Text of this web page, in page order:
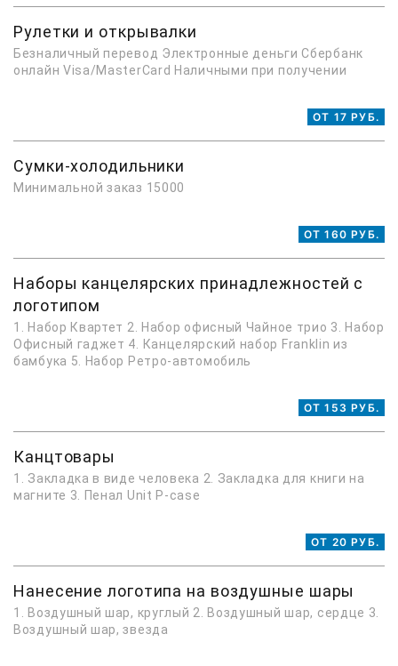
Рулетки и открывалки
Безналичный перевод Электронные деньги Сбербанк
онлайн Visa/MasterCard Наличными при получении
ОТ 17 РУБ.
Сумки-холодильники
Минимальной заказ 15000
ОТ 160 РУБ.
Наборы канцелярских принадлежностей с
логотипом
1. Набор Квартет 2. Набор офисный Чайное трио 3. Набор
Офисный гаджет 4. Канцелярский набор Franklin из
бамбука 5. Набор Ретро-автомобиль
ОТ 153 РУБ.
Канцтовары
1. Закладка в виде человека 2. Закладка для книги на
магните 3. Пенал Unit P-case
ОТ 20 РУБ.
Нанесение логотипа на воздушные шары
1. Воздушный шар, круглый 2. Воздушный шар, сердце 3.
Воздушный шар, звезда